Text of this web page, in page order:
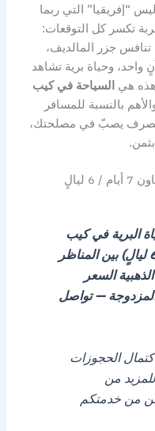
“إفريقيا” التي ربما
تكسر كل التوقعات:
جزر المالديف،
وحياة برية تشاهد
هذه هي السياحة في كيب
بالنسبة للمسافر
يصبّ في مصلحتك،
البرية في كيب
7 أيام (6 ليالٍ) بين المناظر
السعر
— تواصل
الحجوزات
من
من خدمتكم